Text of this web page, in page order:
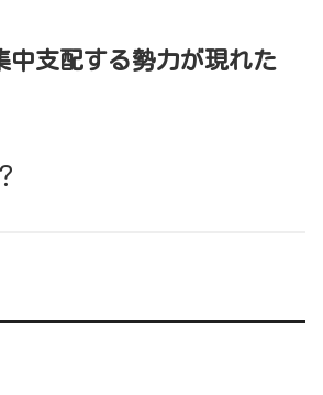
中支配する勢力が現れた